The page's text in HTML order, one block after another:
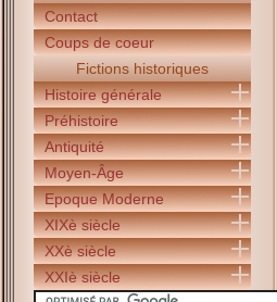
Contact
Coups de coeur
Fictions historiques
Histoire générale
Préhistoire
Antiquité
Moyen-Âge
Epoque Moderne
XIXè siècle
XXè siècle
XXIè siècle